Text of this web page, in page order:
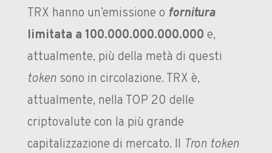
TRX hanno un’emissione o fornitura
limitata a 100.000.000.000.000 e,
attualmente, più della metà di questi
tokensono in circolazione. TRX è,
attualmente, nella TOP 20 delle
criptovalute con la più grande
capitalizzazione di mercato. Il Tron token